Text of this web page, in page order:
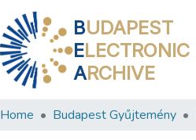
BUDAPEST
ELECTRONIC
ARCHIVE
Home Budapest Gyűjtemény